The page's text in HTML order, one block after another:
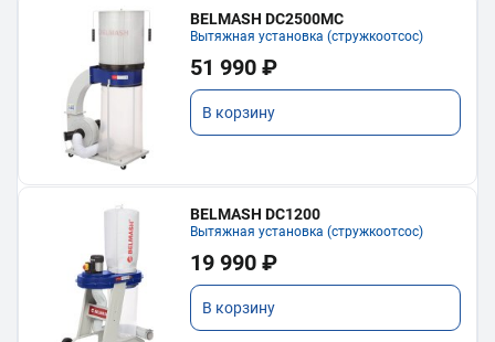
BELMASH DC2500MC
Вытяжная установка (стружкоотсос)
51 990 ₽
В корзину
BELMASH DC1200
Вытяжная установка (стружкоотсос)
19 990 ₽
В корзину